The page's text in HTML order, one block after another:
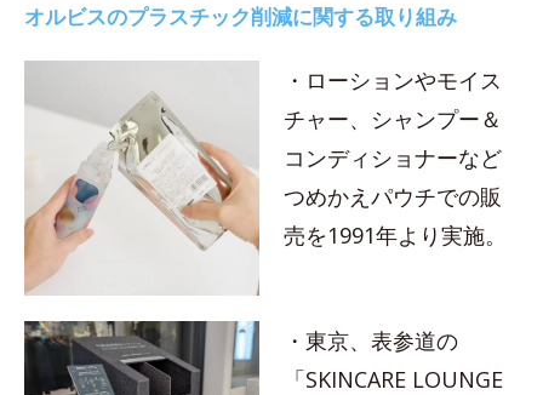
オルビスのプラスチック削減に関する取り組み
・ローションやモイス
チャー、シャンプー＆
コンディショナーなど
つめかえパウチでの販
売を1991年より実施。
・東京、表参道の
「SKINCARE LOUNGE